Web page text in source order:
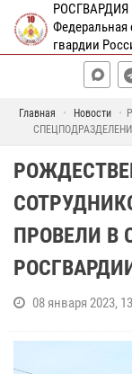
РОСГВАРДИЯ
Федеральная
гвардии
Главная Новости
ПРОВЕЛИ В
08 января 2023,